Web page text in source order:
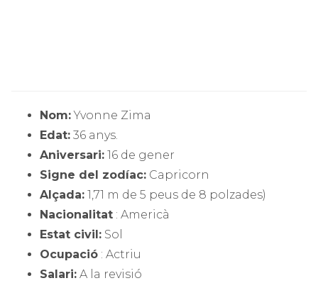
Nom:Yvonne Zima
Edat: 36 anys.
Aniversari: 16 de gener
Signe del zodíac: Capricorn
Alçada: 1,71 m de 5 peus de 8 polzades)
Nacionalitat : Americà
Estat civil: Sol
Ocupació : Actriu
Salari: A la revisió